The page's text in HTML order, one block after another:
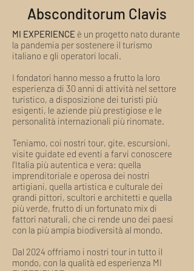
non è più possibile il cambio
si applicano le seguenti condizioni di
rimborso:
Fino a 20 giorni prima la data
prenotata: Rimborso Totale*
Da 19 giorni alla data prenotata:
Nessun Rimborso
*Eventuali Accessi, Biglietti, Fee
e ogni altro costo gestito da
operatori esterni a MI
EXPERIENCEnon possono
essere rimborsati. L'importo di
tali costi verrà detratto
dall'importo del rimborso, se
dovuto.
Casi Speciali di Rimborso:
Cause non imputabili al cliente
comunque eventi relativi a fattori
legati ai mezzi di trasporto):
Absconditorum Clavis
MI EXPERIENCE è un progetto nato durante
la pandemia per sostenere il turismo
italiano e gli operatori locali.
I fondatori hanno messo a frutto la loro
esperienza di 30 anni di attività nel settore
turistico, a disposizione dei turisti più
esigenti, le aziende più prestigiose e le
personalità internazionali più rinomate.
Teniamo, coi nostri tour, gite, escursioni,
visite guidate ed eventi a farvi conoscere
l’Italia più autentica e vera: quella
imprenditoriale e operosa dei nostri
artigiani, quella artistica e culturale dei
grandi pittori, scultori e architetti e quella
più verde, frutto di un fortunato mix di
fattori naturali, che ci rende uno dei paesi
con la più ampia biodiversità al mondo.
Dal 2024 offriamo i nostri tour in tutto il
mondo, con la qualità ed esperienza MI